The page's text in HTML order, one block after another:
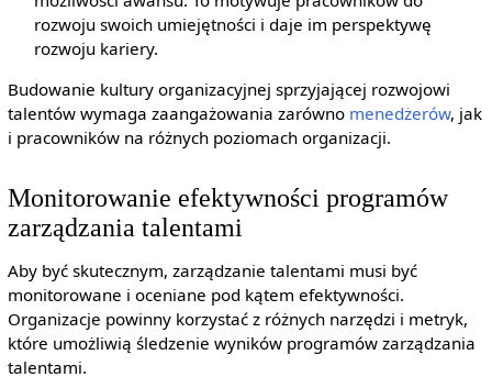
rozwoju swoich umiejętności i daje im perspektywę
rozwoju kariery.
Budowanie kultury organizacyjnej sprzyjającej rozwojowi
talentów wymaga zaangażowania zarówno menedżerów, jak
i pracowników na różnych poziomach organizacji.
Monitorowanie efektywności programów
zarządzania talentami
Aby być skutecznym, zarządzanie talentami musi być
monitorowane i oceniane pod kątem efektywności.
Organizacje powinny korzystać z różnych narzędzi i metryk,
które umożliwią śledzenie wyników programów zarządzania
talentami.